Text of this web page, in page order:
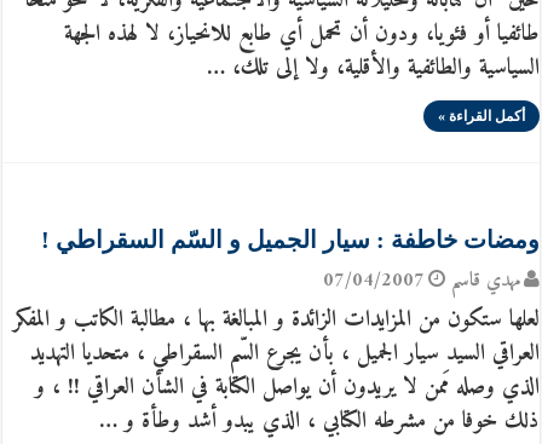
طائفيا أو فئويا، ودون أن تحمل أي طابع للانحياز، لا لهذه الجهة
السياسية والطائفية والأقلية، ولا إلى تلك، …
أكمل القراءة »
ومضات خاطفة : سيار الجميل و السّم السقراطي !
مهدي قاسم 07/04/2007
لعلها ستكون من المزايدات الزائدة و المبالغة بها ، مطالبة الكاتب و المفكر
العراقي السيد سيار الجميل ، بأن يجرع السّم السقراطي ، متحديا التهديد
الذي وصله مَمن لا يريدون أن يواصل الكتابة في الشأن العراقي !! ، و
ذلك خوفا من مشرطه الكتابي ، الذي يبدو أشد وطأة و …